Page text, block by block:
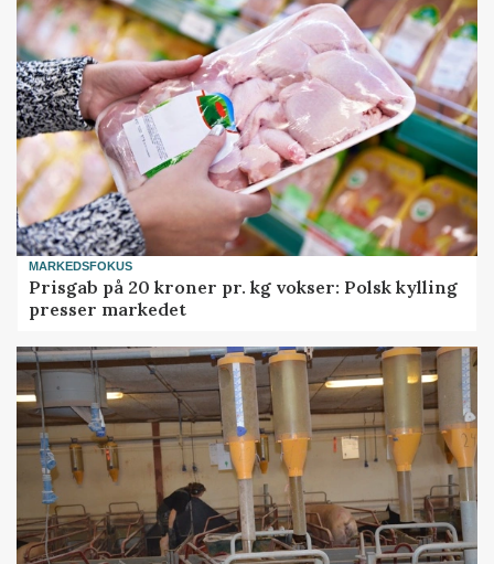
MARKEDSFOKUS
Prisgab på 20 kroner pr. kg vokser: Polsk kylling
presser markedet